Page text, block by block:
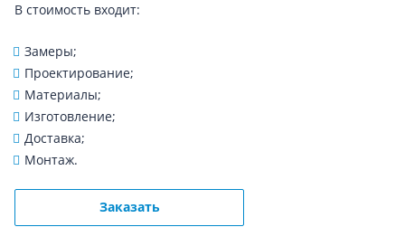
В стоимость входит:
Замеры;
Проектирование;
Материалы;
Изготовление;
Доставка;
Монтаж.
Заказать